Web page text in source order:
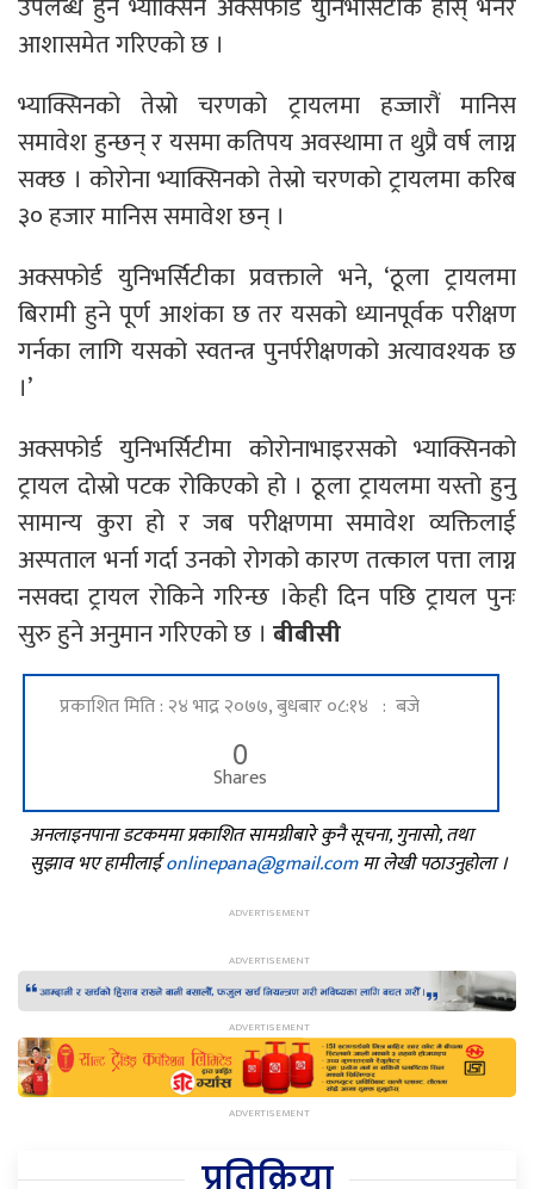
आशासमेत गरिएको छ ।
भ्याक्सिनको तेस्रो चरणको ट्रायलमा हज्जारौं मानिस
समावेश हुन्छन् र यसमा कतिपय अवस्थामा त थुप्रै वर्ष लाग्न
सक्छ । कोरोना भ्याक्सिनको तेस्रो चरणको ट्रायलमा करिब
३० हजार मानिस समावेश छन् ।
अक्सफोर्ड युनिभर्सिटीका प्रवक्ताले भने, ‘ठूला ट्रायलमा
बिरामी हुने पूर्ण आशंका छ तर यसको ध्यानपूर्वक परीक्षण
गर्नका लागि यसको स्वतन्त्र पुनर्परीक्षणको अत्यावश्यक छ
।’
अक्सफोर्ड युनिभर्सिटीमा कोरोनाभाइरसको भ्याक्सिनको
ट्रायल दोस्रो पटक रोकिएको हो । ठूला ट्रायलमा यस्तो हुनु
सामान्य कुरा हो र जब परीक्षणमा समावेश व्यक्तिलाई
अस्पताल भर्ना गर्दा उनको रोगको कारण तत्काल पत्ता लाग्न
नसक्दा ट्रायल रोकिने गरिन्छ ।केही दिन पछि ट्रायल पुनः
सुरु हुने अनुमान गरिएको छ । बीबीसी
प्रकाशित मिति : २४ भाद्र २०७७, बुधबार ०८:१४ : बजे
0
Shares
अनलाइनपाना डटकममा प्रकाशित सामग्रीबारे कुनै सूचना, गुनासो, तथा
सुझाव भए हामीलाईonlinepana@gmail.comमा लेखी पठाउनुहोला ।
प्रतिक्रिया